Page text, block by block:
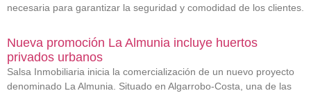
necesaria para garantizar la seguridad y comodidad de los clientes.
Nueva promoción La Almunia incluye huertos
privados urbanos
Salsa Inmobiliaria inicia la comercialización de un nuevo proyecto
denominado La Almunia. Situado en Algarrobo-Costa, una de las